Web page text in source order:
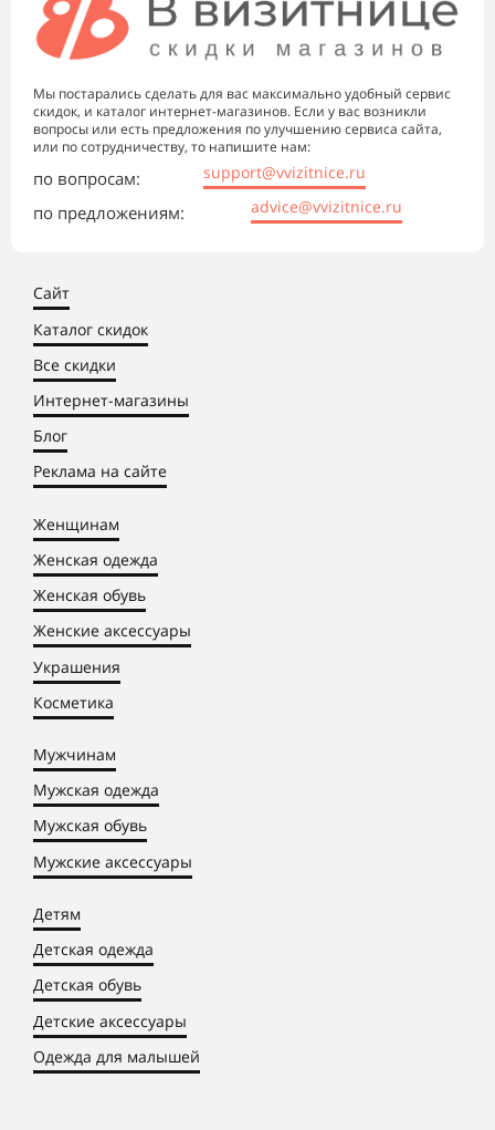
Мы постарались сделать для вас максимально удобный сервис
скидок, и каталог интернет-магазинов. Если у вас возникли
вопросы или есть предложения по улучшению сервиса сайта,
или по сотрудничеству, то напишите нам:
по вопросам: support@vvizitnice.ru
по предложениям: advice@vvizitnice.ru
Сайт
Каталог скидок
Все скидки
Интернет-магазины
Блог
Реклама на сайте
Женщинам
Женская одежда
Женская обувь
Женские аксессуары
Украшения
Косметика
Мужчинам
Мужская одежда
Мужская обувь
Мужские аксессуары
Детям
Детская одежда
Детская обувь
Детские аксессуары
Одежда для малышей